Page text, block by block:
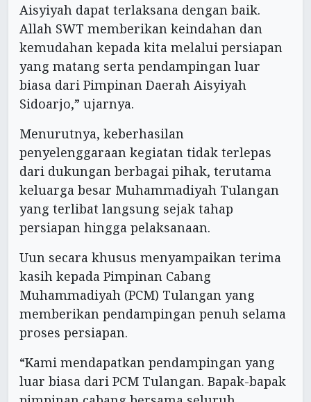
Aisyiyah dapat terlaksana dengan baik.
Allah SWT memberikan keindahan dan
kemudahan kepada kita melalui persiapan
yang matang serta pendampingan luar
biasa dari Pimpinan Daerah Aisyiyah
Sidoarjo,” ujarnya.
Menurutnya, keberhasilan
penyelenggaraan kegiatan tidak terlepas
dari dukungan berbagai pihak, terutama
keluarga besar Muhammadiyah Tulangan
yang terlibat langsung sejak tahap
persiapan hingga pelaksanaan.
Uun secara khusus menyampaikan terima
kasih kepada Pimpinan Cabang
Muhammadiyah (PCM) Tulangan yang
memberikan pendampingan penuh selama
proses persiapan.
“Kami mendapatkan pendampingan yang
luar biasa dari PCM Tulangan. Bapak-bapak